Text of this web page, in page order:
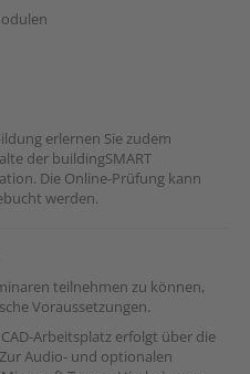
erlernen Sie zudem
der buildingSMART
Die Online-Prüfung kann
werden.
teilnehmen zu können,
Voraussetzungen.
Arbeitsplatz erfolgt über die
Audio- und optionalen